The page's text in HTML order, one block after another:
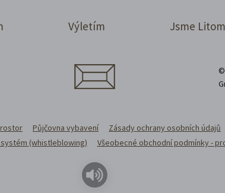
Výletím Jsme
Půjčovna vybavení Zásady ochrany osobních údajů
(whistleblowing) Všeobecné obchodní podmínky -